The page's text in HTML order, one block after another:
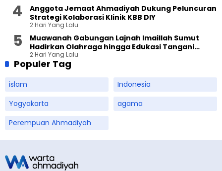
Anggota Jemaat Ahmadiyah Dukung Peluncuran
Strategi Kolaborasi Klinik KBB DIY
2 Hari Yang Lalu
Muawanah Gabungan Lajnah Imaillah Sumut
Hadirkan Olahraga hingga Edukasi Tangani
Sampah
2 Hari Yang Lalu
Populer Tag
islam
Indonesia
Yogyakarta
agama
Perempuan Ahmadiyah